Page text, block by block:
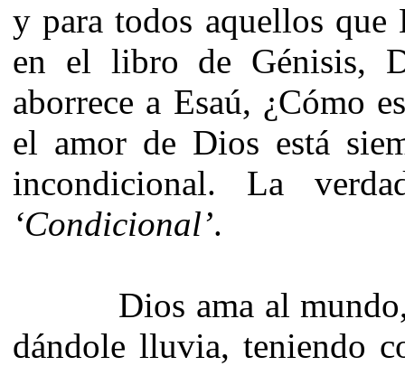
y para todos aquellos que
en el libro de Génisis,
aborrece a Esaú, ¿Cómo
el amor de Dios está
incondicional. La
‘Condicional’.
Dios ama al mundo,
dándole lluvia, teniendo